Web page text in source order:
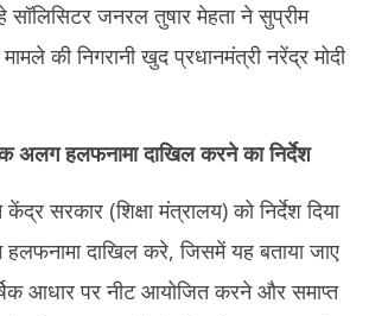
सॉलिसिटर जनरल तुषार मेहता ने सुप्रीम
की निगरानी खुद प्रधानमंत्री नरेंद्र मोदी
अलग हलफनामा दाखिल करने का निर्देश
केंद्र सरकार (शिक्षा मंत्रालय) को निर्देश दिया
दाखिल करे, जिसमें यह बताया जाए
आधार पर नीट आयोजित करने और समाप्त